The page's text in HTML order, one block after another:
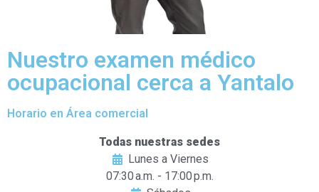
Nuestro examen médico
ocupacional cerca a Yantalo
Horario en Área comercial
Todas nuestras sedes
Lunes a Viernes
07:30 a.m. - 17:00 p.m.